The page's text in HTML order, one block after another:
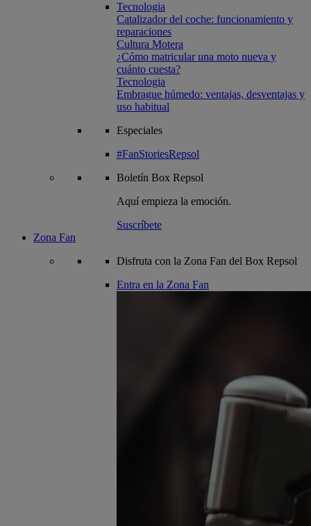
Tecnologia
Catalizador del coche: funcionamiento y
reparaciones
Cultura Motera
¿Cómo matricular una moto nueva y
cuánto cuesta?
Tecnologia
Embrague húmedo: ventajas, desventajas y
uso habitual
Especiales
#FanStoriesRepsol
Boletín Box Repsol
Aquí empieza la emoción.
Suscríbete
Zona Fan
Disfruta con la Zona Fan del Box Repsol
Entra en la Zona Fan